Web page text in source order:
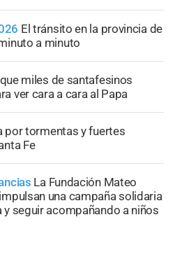
El tránsito en la provincia de
a minuto
miles de santafesinos
ver cara a cara al Papa
por tormentas y fuertes
Fe
La Fundación Mateo
una campaña solidaria
y seguir acompañando a niños